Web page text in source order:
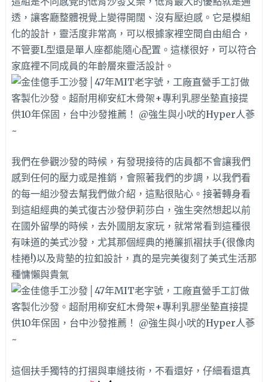
透，讓客廳整體視覺上變得開闊、沒有壓迫感。它是模組
化的設計，靈活度非常高，可以根據家裡空間自由組合，
不管要L型還是單人座都能隨心配置。這樣很好，可以符合
家庭裡不同成員的年齡層來靈活設計。
我們在參觀沙發的時候，有發現接待的店員都不會讓我們
感到任何的壓力或是推銷，會照著我們的步調，以我們看
的每一組沙發去幫我們做介紹，這點很貼心。接著轉身看
到這組經典的美式復古沙發伊莉莎白，強生突然想起以前
在國外留學的時候，去外國朋友家玩，就常常看到這種很
有味道的美式沙發，尤其那個經典的捲簾抓褶扶手(很像肉
桂捲!)以及背墊的拉釦設計，真的是完美復刻了美式生活那
種慵懶與貴氣
這個扶手獨特的打摺與車縫技術，不看還好，仔細看還真